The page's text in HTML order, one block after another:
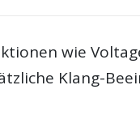
wie
Klang-